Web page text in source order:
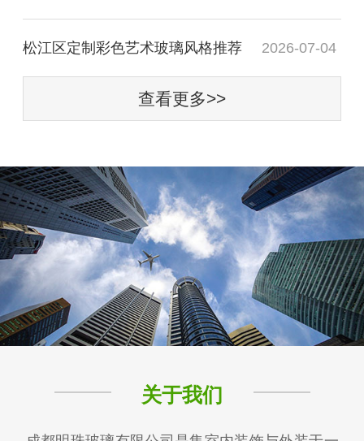
松江区定制彩色艺术玻璃风格推荐 2026-07-04
查看更多>>
关于我们